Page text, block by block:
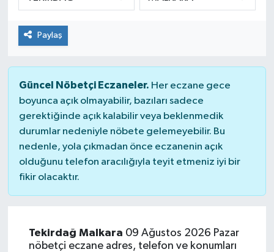
Paylaş
Güncel Nöbetçi Eczaneler. Her eczane gece
boyunca açık olmayabilir, bazıları sadece
gerektiğinde açık kalabilir veya beklenmedik
durumlar nedeniyle nöbete gelemeyebilir. Bu
nedenle, yola çıkmadan önce eczanenin açık
olduğunu telefon aracılığıyla teyit etmeniz iyi bir
fikir olacaktır.
Tekirdağ Malkara 09 Ağustos 2026 Pazar
nöbetçi eczane adres, telefon ve konumları